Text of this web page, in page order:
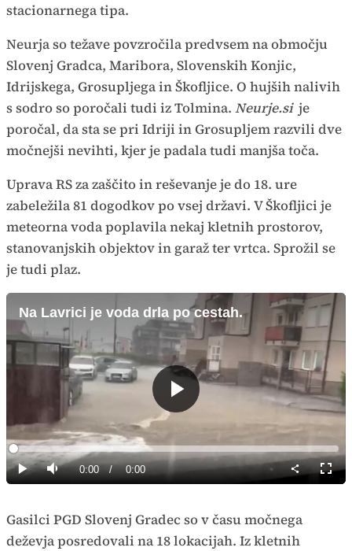
stacionarnega tipa.
Neurja so težave povzročila predvsem na območju
Slovenj Gradca, Maribora, Slovenskih Konjic,
Idrijskega, Grosupljega in Škofljice. O hujših nalivih
s sodro so poročali tudi iz Tolmina. Neurje.si je
poročal, da sta se pri Idriji in Grosupljem razvili dve
močnejši nevihti, kjer je padala tudi manjša toča.
Uprava RS za zaščito in reševanje je do 18. ure
zabeležila 81 dogodkov po vsej državi. V Škofljici je
meteorna voda poplavila nekaj kletnih prostorov,
stanovanjskih objektov in garaž ter vrtca. Sprožil se
je tudi plaz.
Na Lavrici je voda drla po cestah.
Predvajaj
Predvajaj
Tiho Current
0:00 / Duration
0:00
Loaded:
0%
način
Gasilci PGD Slovenj Gradec so v času močnega
deževja posredovali na 18 lokacijah. Iz kletnih